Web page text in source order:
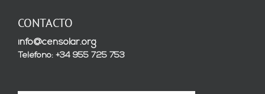
CONTACTO
info@censolar.org
Teléfono: +34 955 725 753